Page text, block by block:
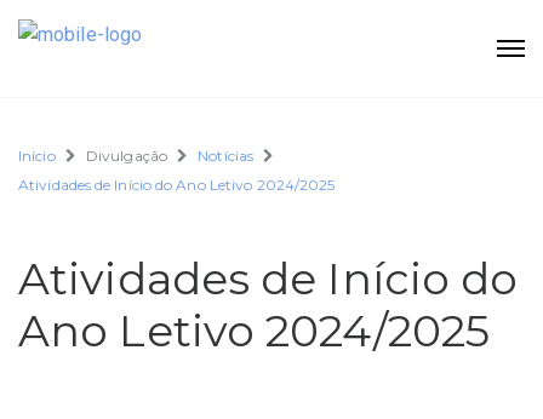
Início Divulgação
Notícias
Atividades de Início do Ano Letivo 2024/2025
Atividades de Início do
Ano Letivo 2024/2025